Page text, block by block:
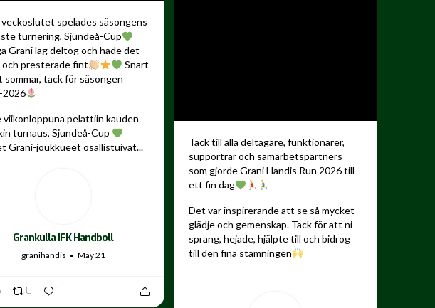
veckoslutet spelades säsongens
turnering, Sjundeå-Cup
Grani lag deltog och hade det
presterade fint
Snart
sommar, tack för säsongen
2026
viikonloppuna pelattiin kauden
turnaus, Sjundeå-Cup
Grani-joukkueet osallistuivat...
Grankulla IFK Handboll
granihandis May 21
0 1
Tack till alla deltagare, funktionärer,
supportrar och samarbetspartners
som gjorde Grani Handis Run 2026 till
ett fin dag
Det var inspirerande att se så mycket
glädje och gemenskap. Tack för att ni
sprang, hejade, hjälpte till och bidrog
till den fina stämningen